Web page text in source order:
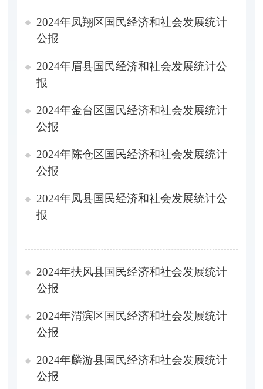
2024年凤翔区国民经济和社会发展统计
公报
2024年眉县国民经济和社会发展统计公
报
2024年金台区国民经济和社会发展统计
公报
2024年陈仓区国民经济和社会发展统计
公报
2024年凤县国民经济和社会发展统计公
报
2024年扶风县国民经济和社会发展统计
公报
2024年渭滨区国民经济和社会发展统计
公报
2024年麟游县国民经济和社会发展统计
公报